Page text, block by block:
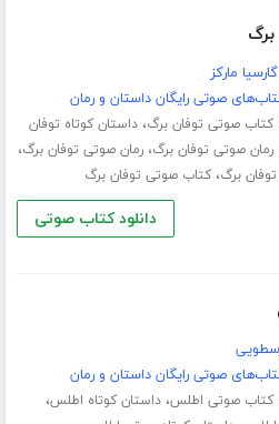
مارکز
صوتی رایگان داستان و رمان
کتاب صوتی توفان برگ،داستان کوتاه توفان
رمان صوتی توفان برگ،رمان صوتی توفان برگ،
برگ،کتاب صوتی توفان برگ
دانلود کتاب صوتی
صوتی رایگان داستان و رمان
کتاب صوتی اطلس،داستان کوتاه اطلس،